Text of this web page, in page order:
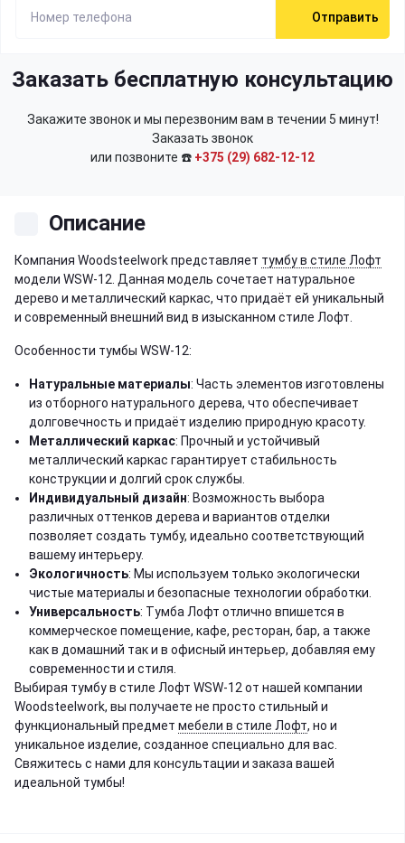
Отправить
Заказать бесплатную консультацию
Закажите звонок и мы перезвоним вам в течении 5 минут!
Заказать звонок
или позвоните ☎️ +375 (29) 682-12-12
Описание
Компания Woodsteelwork представляет тумбу в стиле Лофт
модели WSW-12. Данная модель сочетает натуральное
дерево и металлический каркас, что придаёт ей уникальный
и современный внешний вид в изысканном стиле Лофт.
Особенности тумбы WSW-12:
Натуральные материалы: Часть элементов изготовлены
из отборного натурального дерева, что обеспечивает
долговечность и придаёт изделию природную красоту.
Металлический каркас: Прочный и устойчивый
металлический каркас гарантирует стабильность
конструкции и долгий срок службы.
Индивидуальный дизайн: Возможность выбора
различных оттенков дерева и вариантов отделки
позволяет создать тумбу, идеально соответствующий
вашему интерьеру.
Экологичность: Мы используем только экологически
чистые материалы и безопасные технологии обработки.
Универсальность: Тумба Лофт отлично впишется в
коммерческое помещение, кафе, ресторан, бар, а также
как в домашний так и в офисный интерьер, добавляя ему
современности и стиля.
Выбирая тумбу в стиле Лофт WSW-12 от нашей компании
Woodsteelwork, вы получаете не просто стильный и
функциональный предмет мебели в стиле Лофт, но и
уникальное изделие, созданное специально для вас.
Свяжитесь с нами для консультации и заказа вашей
идеальной тумбы!